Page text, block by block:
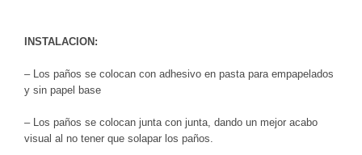
INSTALACION:
– Los paños se colocan con adhesivo en pasta para empapelados
y sin papel base
– Los paños se colocan junta con junta, dando un mejor acabo
visual al no tener que solapar los paños.